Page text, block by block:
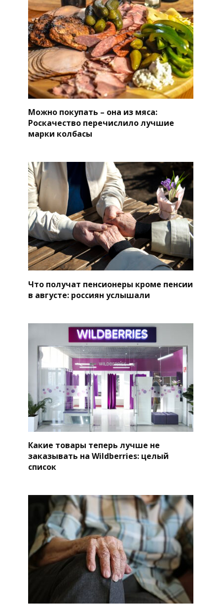
Можно покупать – она из мяса:
Роскачество перечислило лучшие
марки колбасы
Что получат пенсионеры кроме пенсии
в августе: россиян услышали
Какие товары теперь лучше не
заказывать на Wildberries: целый
список